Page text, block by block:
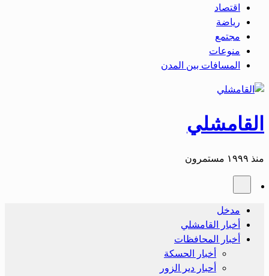
اقتصاد
رياضة
مجتمع
منوعات
المسافات بين المدن
القامشلي
منذ ١٩٩٩ مستمرون
مدخل
أخبار القامشلي
أخبار المحافظات
أخبار الحسكة
أحبار دير الزور